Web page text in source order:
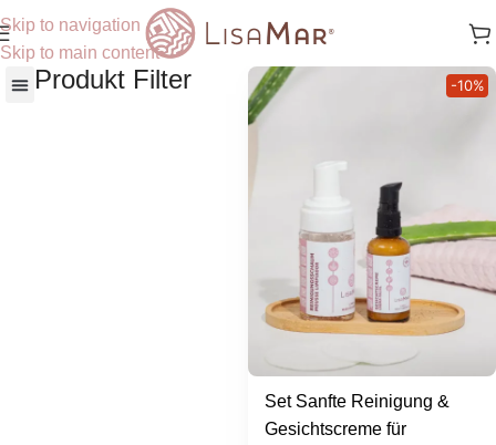
Skip to navigation
Skip to main content
Produkt Filter
Set Sanfte Reinigung &
Gesichtscreme für
-10%